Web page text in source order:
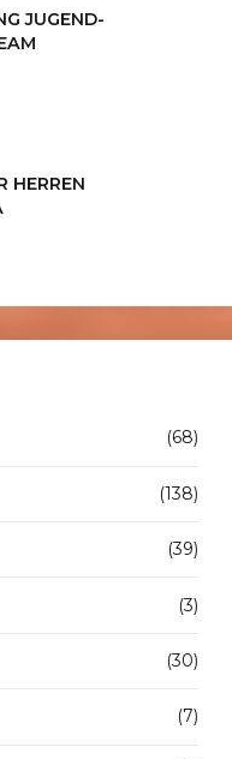
JUGEND-
HERREN
(68)
(138)
(39)
(3)
(30)
(7)